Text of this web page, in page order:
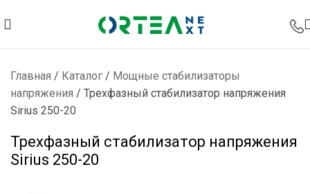
Главная / Каталог / Мощные стабилизаторы
напряжения / Трехфазный стабилизатор напряжения
Sirius 250-20
Трехфазный стабилизатор напряжения
Sirius 250-20